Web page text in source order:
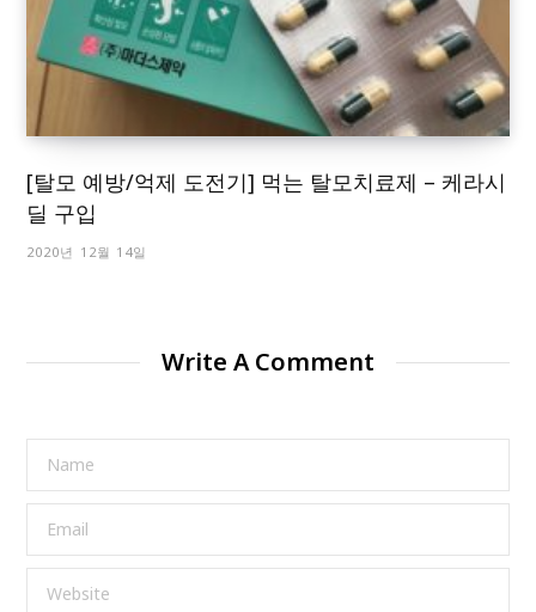
[탈모 예방/억제 도전기] 먹는 탈모치료제 – 케라시
딜 구입
2020년 12월 14일
Write A Comment